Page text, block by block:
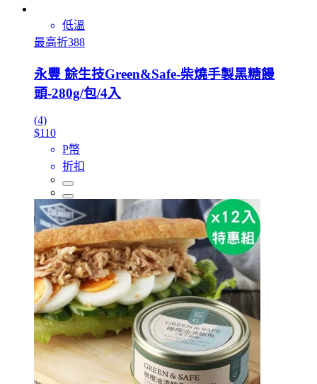
低溫
最高折388
永豐 餘生技Green&Safe-柴燒手製黑糖饅
頭-280g/包/4入
(4)
$110
P幣
折扣